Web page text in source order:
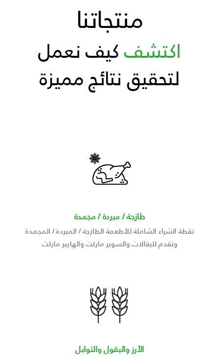
منتجاتنا
اكتشفكيف نعمل
لتحقيق نتائج مميزة
طازجة / مبردة / مجمدة
نقطة الشراء الشاملة للأطعمة الطازجة / المبردة / المجمدة
ونقدم للبقالات والسوبر ماركت والهايبر ماركت
الأرز والبقول والتوابل